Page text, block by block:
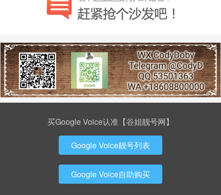
买Google Voice认准【谷姐靓号网】
Google Voice靓号列表
Google Voice自助购买